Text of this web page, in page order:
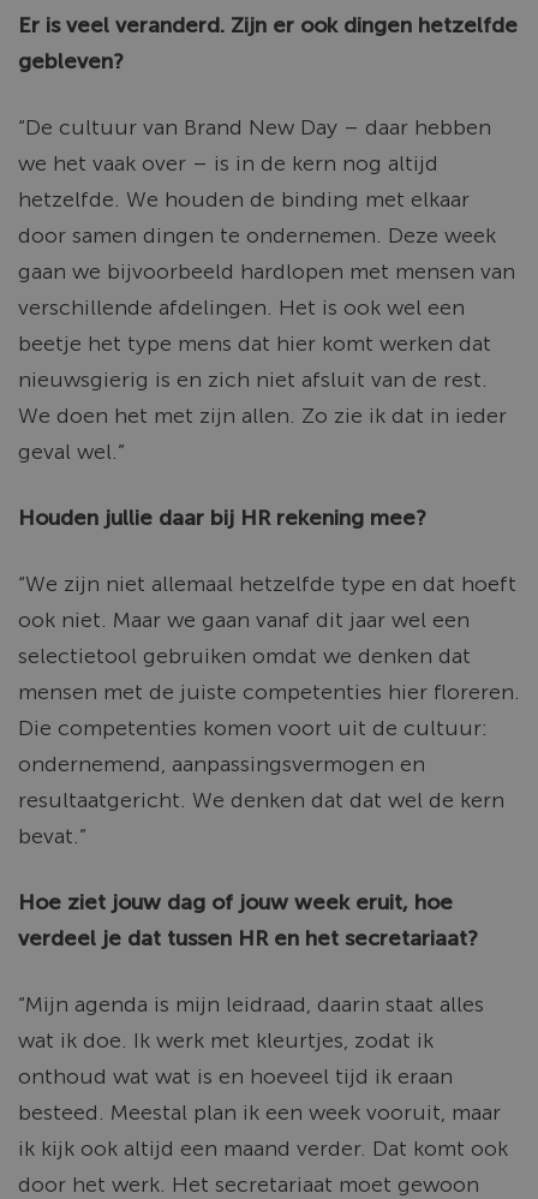
Er is veel veranderd. Zijn er ook dingen hetzelfde
gebleven?
“De cultuur van Brand New Day – daar hebben
we het vaak over – is in de kern nog altijd
hetzelfde. We houden de binding met elkaar
door samen dingen te ondernemen. Deze week
gaan we bijvoorbeeld hardlopen met mensen van
verschillende afdelingen. Het is ook wel een
beetje het type mens dat hier komt werken dat
nieuwsgierig is en zich niet afsluit van de rest.
We doen het met zijn allen. Zo zie ik dat in ieder
geval wel.”
Houden jullie daar bij HR rekening mee?
“We zijn niet allemaal hetzelfde type en dat hoeft
ook niet. Maar we gaan vanaf dit jaar wel een
selectietool gebruiken omdat we denken dat
mensen met de juiste competenties hier floreren.
Die competenties komen voort uit de cultuur:
ondernemend, aanpassingsvermogen en
resultaatgericht. We denken dat dat wel de kern
bevat.”
Hoe ziet jouw dag of jouw week eruit, hoe
verdeel je dat tussen HR en het secretariaat?
“Mijn agenda is mijn leidraad, daarin staat alles
wat ik doe. Ik werk met kleurtjes, zodat ik
onthoud wat wat is en hoeveel tijd ik eraan
besteed. Meestal plan ik een week vooruit, maar
ik kijk ook altijd een maand verder. Dat komt ook
door het werk. Het secretariaat moet gewoon